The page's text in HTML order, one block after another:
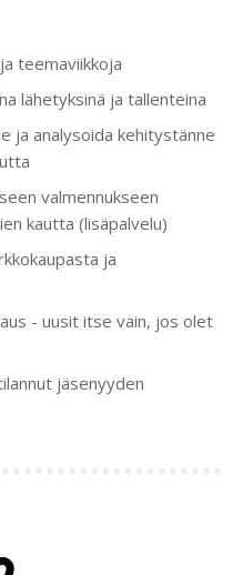
teemaviikkoja
lähetyksinä ja tallenteina
ja analysoida kehitystänne
valmennukseen
kautta (lisäpalvelu)
ja
- uusit itse vain, jos olet
jäsenyyden